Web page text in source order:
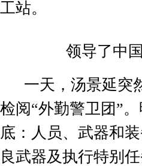
工站。
领导了中
一天，汤景延突
检阅“外勤警卫团 ”
底：人员、武器和
良武器及执行特别